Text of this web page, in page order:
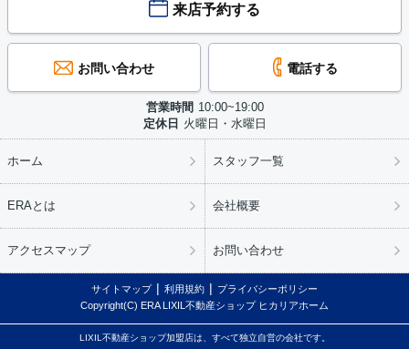
来店予約する
お問い合わせ 電話する
営業時間 10:00~19:00
定休日 火曜日・水曜日
ホーム スタッフ一覧
ERAとは 会社概要
アクセスマップ お問い合わせ
サイトマップ 利用規約
プライバシーポリシー
Copyright(C) ERA LIXIL不動産ショップ ヒカリアホーム
LIXIL不動産ショップ加盟店は、すべて独立自営の会社です。